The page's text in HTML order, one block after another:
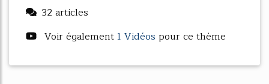
32 articles
Voir également 1 Vidéos pour ce thème